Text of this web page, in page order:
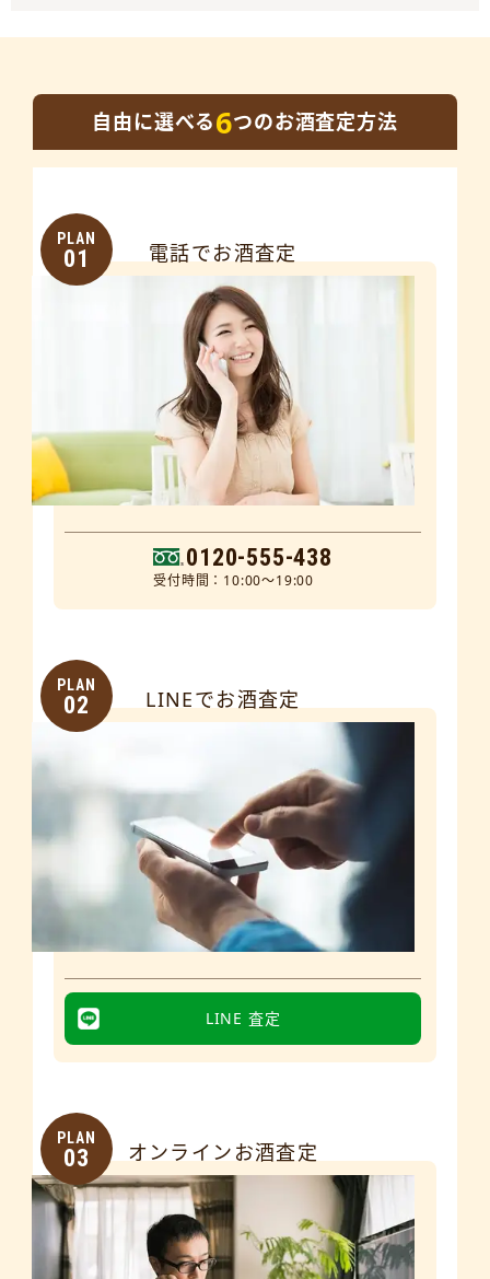
自由に選べる6つのお酒査定方法
PLAN
01 電話でお酒査定
0120-555-438
受付時間：10:00～19:00
PLAN
02 LINEでお酒査定
LINE 査定
PLAN
03 オンラインお酒査定